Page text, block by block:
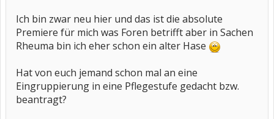
Ich bin zwar neu hier und das ist die absolute
Premiere für mich was Foren betrifft aber in Sachen
Rheuma bin ich eher schon ein alter Hase
Hat von euch jemand schon mal an eine
Eingruppierung in eine Pflegestufe gedacht bzw.
beantragt?